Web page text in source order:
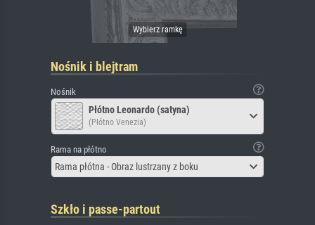
Nośnik i blejtram
Nośnik
Płótno Leonardo (satyna)
(Płótno Venezia)
Rama na płótno
Rama płótna - Obraz lustrzany z boku
Szkło i passe-partout